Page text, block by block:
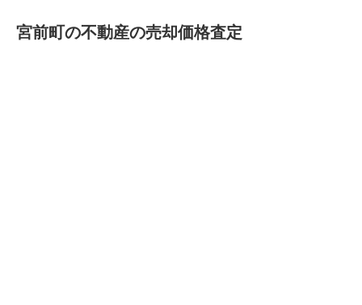
宮前町の不動産の売却価格査定